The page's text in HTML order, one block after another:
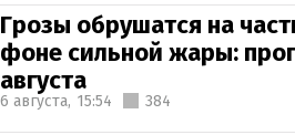
Грозы обрушатся на
фоне сильной жары:
августа
6 августа, 15:54 384